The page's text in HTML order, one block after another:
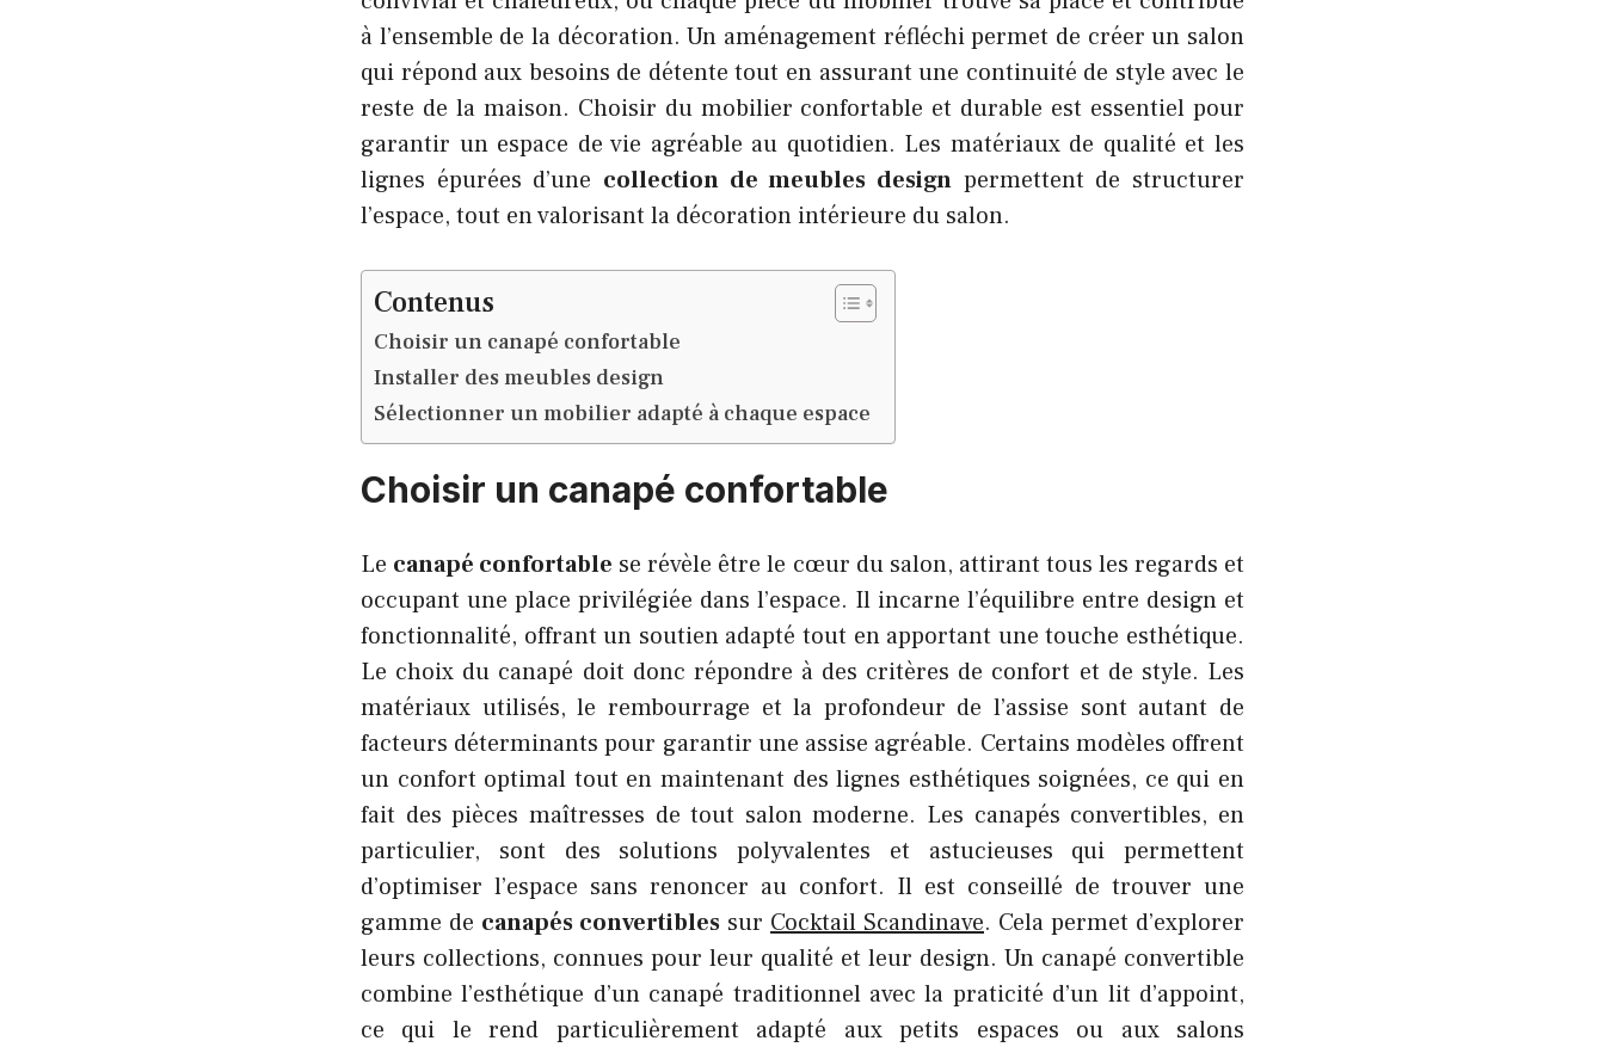
à l’ensemble de la décoration. Un aménagement réfléchi permet de créer un salon
qui répond aux besoins de détente tout en assurant une continuité de style avec le
reste de la maison. Choisir du mobilier confortable et durable est essentiel pour
garantir un espace de vie agréable au quotidien. Les matériaux de qualité et les
lignes épurées d’une collection de meubles design permettent de structurer
l’espace, tout en valorisant la décoration intérieure du salon.
Contenus
Choisir un canapé confortable
Installer des meubles design
Sélectionner un mobilier adapté à chaque espace
Choisir un canapé confortable
Le canapé confortable se révèle être le cœur du salon, attirant tous les regards et
occupant une place privilégiée dans l’espace. Il incarne l’équilibre entre design et
fonctionnalité, offrant un soutien adapté tout en apportant une touche esthétique.
Le choix du canapé doit donc répondre à des critères de confort et de style. Les
matériaux utilisés, le rembourrage et la profondeur de l’assise sont autant de
facteurs déterminants pour garantir une assise agréable. Certains modèles offrent
un confort optimal tout en maintenant des lignes esthétiques soignées, ce qui en
fait des pièces maîtresses de tout salon moderne. Les canapés convertibles, en
particulier, sont des solutions polyvalentes et astucieuses qui permettent
d’optimiser l’espace sans renoncer au confort. Il est conseillé de trouver une
gamme de canapés convertibles sur Cocktail Scandinave. Cela permet d’explorer
leurs collections, connues pour leur qualité et leur design. Un canapé convertible
combine l’esthétique d’un canapé traditionnel avec la praticité d’un lit d’appoint,
ce qui le rend particulièrement adapté aux petits espaces ou aux salons